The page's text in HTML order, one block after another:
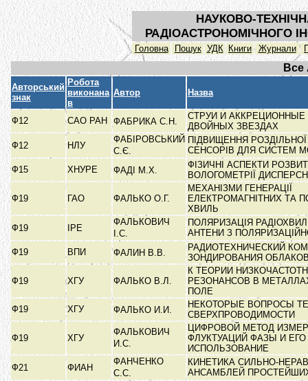
НАУКОВО-
РАДІОАСТРОНОМІЧНОГО
Головна Пошук УДК Книги Журнали
Все
Авторський
знак
Робота
виконана
в
Автор Назва
Ф12 САО РАН ФАБРИКА С.Н.
СТРУИ И АККРЕЦИОННЫЕ
ДВОЙНЫХ ЗВЕЗДАХ
Ф12
НЛУ
ФАБІРОВСЬКИЙ
С.Є.
ПІДВИЩЕННЯ
СЕНСОРІВ ДЛЯ СИСТЕМ
Ф15
ХНУРЕ ФАДІ М.Х.
ФІЗИЧНІ АСПЕКТИ
ВОЛОГОМЕТРІЇ
Ф19 ГАО ФАЛЬКО О.Г.
МЕХАНІЗМИ ГЕНЕРАЦІЇ
ЕЛЕКТРОМАГНІТНИХ ТА
ХВИЛЬ
Ф19
ІРЕ
ФАЛЬКОВИЧ
І.С.
ПОЛЯРИЗАЦІЯ
АНТЕНИ З
Ф19
ВПИ ФАЛИН В.В.
РАДИОТЕХНИЧЕСКИЙ
ЗОНДИРОВАНИЯ
Ф19 ХГУ ФАЛЬКО В.Л.
К ТЕОРИИ
РЕЗОНАНСОВ В
ПОЛЕ
Ф19
ХГУ ФАЛЬКО И.И.
НЕКОТОРЫЕ ВОПРОСЫ
СВЕРХПРОВОДИМОСТИ
Ф19 ХГУ
ФАЛЬКОВИЧ
И.С.
ЦИФРОВОЙ МЕТОД
ФЛУКТУАЦИЙ ФАЗЫ И ЕГО
ИСПОЛЬЗОВАНИЕ
Ф21
ФИАН
ФАНЧЕНКО
С.С.
КИНЕТИКА СИЛЬНО-
АНСАМБЛЕЙ